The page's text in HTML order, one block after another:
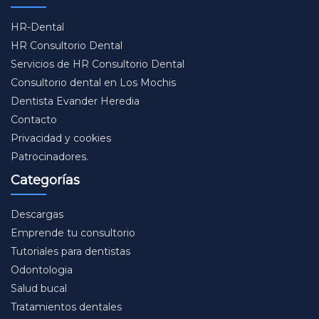
HR-Dental
HR Consultorio Dental
Servicios de HR Consultorio Dental
Consultorio dental en Los Mochis
Dentista Evander Heredia
Contacto
Privacidad y cookies
Patrocinadores.
Categorías
Descargas
Emprende tu consultorio
Tutoriales para dentistas
Odontologia
Salud bucal
Tratamientos dentales